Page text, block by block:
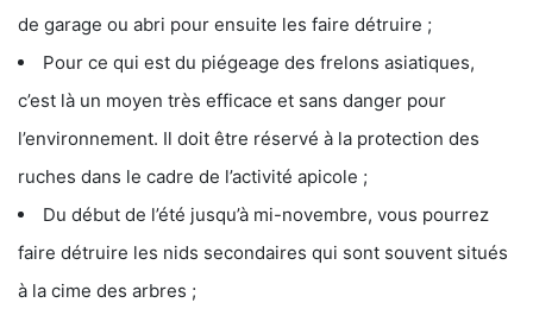
de garage ou abri pour ensuite les faire détruire ;
Pour ce qui est du piégeage des frelons asiatiques,
c’est là un moyen très efficace et sans danger pour
l’environnement. Il doit être réservé à la protection des
ruches dans le cadre de l’activité apicole ;
Du début de l’été jusqu’à mi-novembre, vous pourrez
faire détruire les nids secondaires qui sont souvent situés
à la cime des arbres ;